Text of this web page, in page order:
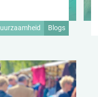
Blogs